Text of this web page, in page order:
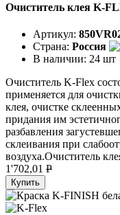
Очиститель клея K-
Артикул:
Страна: Россия
В наличии: 24 шт
Очиститель K-Flex
применяется для
клея, очистке
придания им
разбавления
склеивания при
воздуха.Очиститель
1'702,01 P
Купить